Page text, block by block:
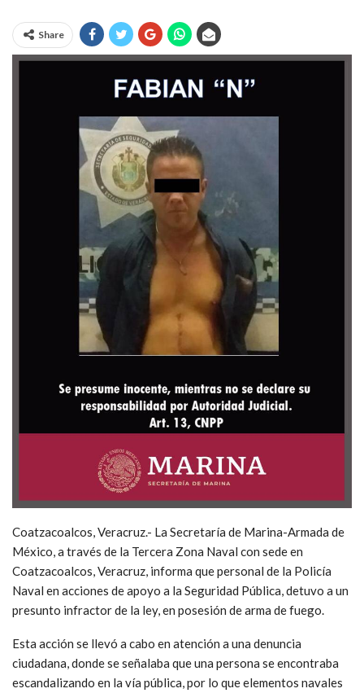
Share
Coatzacoalcos, Veracruz.- La Secretaría de Marina-Armada de
México, a través de la Tercera Zona Naval con sede en
Coatzacoalcos, Veracruz, informa que personal de la Policía
Naval en acciones de apoyo a la Seguridad Pública, detuvo a un
presunto infractor de la ley, en posesión de arma de fuego.
Esta acción se llevó a cabo en atención a una denuncia
ciudadana, donde se señalaba que una persona se encontraba
escandalizando en la vía pública, por lo que elementos navales